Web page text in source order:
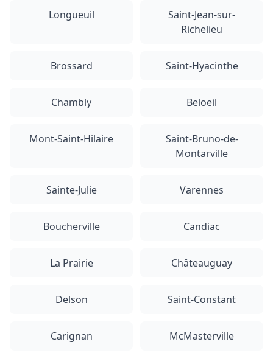
Longueuil
Saint-Jean-sur-
Richelieu
Brossard Saint-Hyacinthe
Chambly Beloeil
Mont-Saint-Hilaire
Saint-Bruno-de-
Montarville
Sainte-Julie Varennes
Boucherville Candiac
La Prairie Châteauguay
Delson Saint-Constant
Carignan McMasterville